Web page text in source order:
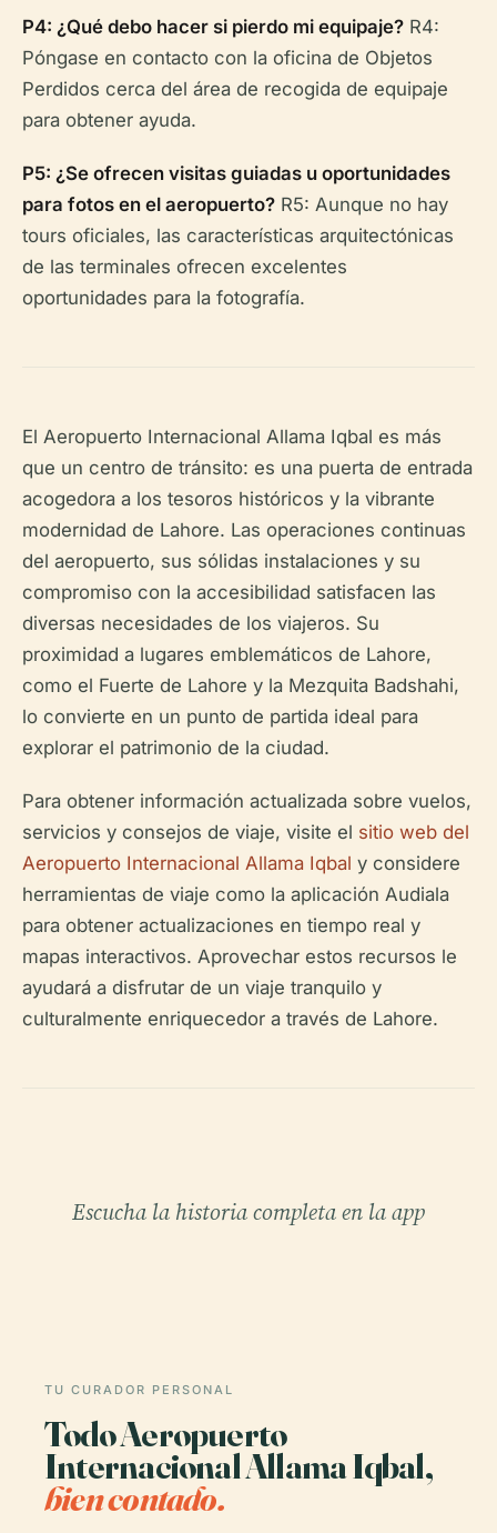
P4: ¿Qué debo hacer si pierdo mi equipaje? R4:
Póngase en contacto con la oficina de Objetos
Perdidos cerca del área de recogida de equipaje
para obtener ayuda.
P5: ¿Se ofrecen visitas guiadas u oportunidades
para fotos en el aeropuerto? R5: Aunque no hay
tours oficiales, las características arquitectónicas
de las terminales ofrecen excelentes
oportunidades para la fotografía.
El Aeropuerto Internacional Allama Iqbal es más
que un centro de tránsito: es una puerta de entrada
acogedora a los tesoros históricos y la vibrante
modernidad de Lahore. Las operaciones continuas
del aeropuerto, sus sólidas instalaciones y su
compromiso con la accesibilidad satisfacen las
diversas necesidades de los viajeros. Su
proximidad a lugares emblemáticos de Lahore,
como el Fuerte de Lahore y la Mezquita Badshahi,
lo convierte en un punto de partida ideal para
explorar el patrimonio de la ciudad.
Para obtener información actualizada sobre vuelos,
servicios y consejos de viaje, visite el sitio web del
Aeropuerto Internacional Allama Iqbal y considere
herramientas de viaje como la aplicación Audiala
para obtener actualizaciones en tiempo real y
mapas interactivos. Aprovechar estos recursos le
ayudará a disfrutar de un viaje tranquilo y
culturalmente enriquecedor a través de Lahore.
Escucha la historia completa en la app
TU CURADOR PERSONAL
Todo Aeropuerto
Internacional Allama Iqbal,
bien contado.